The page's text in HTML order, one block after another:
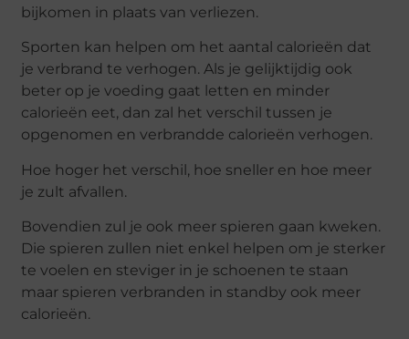
bijkomen in plaats van verliezen.
Sporten kan helpen om het aantal calorieën dat
je verbrand te verhogen. Als je gelijktijdig ook
beter op je voeding gaat letten en minder
calorieën eet, dan zal het verschil tussen je
opgenomen en verbrandde calorieën verhogen.
Hoe hoger het verschil, hoe sneller en hoe meer
je zult afvallen.
Bovendien zul je ook meer spieren gaan kweken.
Die spieren zullen niet enkel helpen om je sterker
te voelen en steviger in je schoenen te staan
maar spieren verbranden in standby ook meer
calorieën.